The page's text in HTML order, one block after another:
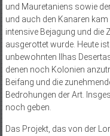
und Mauretaniens sowie
und auch den Kanaren
intensive Bejagung und die
ausgerottet wurde. Heute
unbewohnten Ilhas
denen noch Kolonien
Beifang und die
Bedrohungen der Art.
noch geben.
Das Projekt, das von der